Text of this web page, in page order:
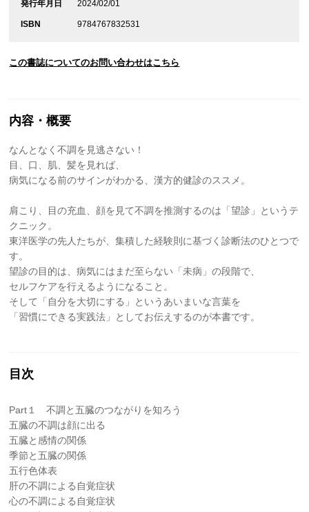
発行年月日 2024/02/01
ISBN 9784767832531
この書誌についてのお問い合わせはこちら
内容・概要
なんとなく不調を見逃さない！
目、口、肌、髪を見れば、
病気になる前のサインがわかる、漢方的健診のススメ。
肩こり、目の充血、顔を見て不調を推測するのは「望診」というテ
クニック。
東洋医学の先人たちが、集積した経験則に基づく診断法のひとつで
す。
望診の目的は、病気にはまだ至らない「未病」の段階で、
セルフケアを行えるようになること。
そして「自分を大切にする」というあいまいな言葉を
「習慣にできる実践法」としてお伝えするのが本書です。
目次
Part１ 不調と五臓のつながりを知ろう
五臓の不調は顔に出る
五臓と感情の関係
季節と五臓の関係
五行色体表
肝の不調による自覚症状
心の不調による自覚症状